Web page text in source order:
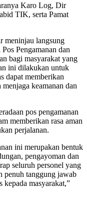
Karo Log, Dir
TIK, serta Pamat
meninjau langsung
Pengamanan dan
bagi masyarakat yang
ini dilakukan untuk
dapat memberikan
keamanan dan
pos pengamanan
memberikan rasa aman
perjalanan.
ini merupakan bentuk
pengayoman dan
seluruh personel yang
penuh tanggung jawab
kepada masyarakat,”